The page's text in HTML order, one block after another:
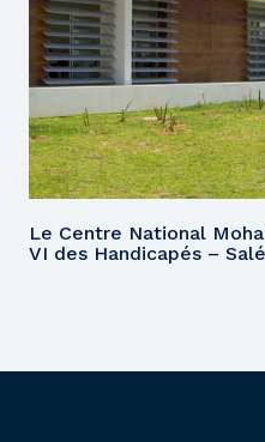
Le Centre National
VI des Handicapés – Salé